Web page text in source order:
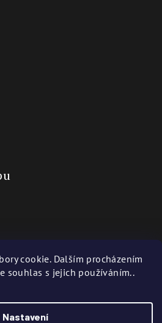
cookie. Dalším procházením
souhlas s jejich používáním..
Nastavení